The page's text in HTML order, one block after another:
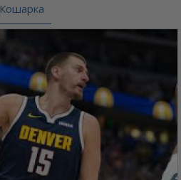
Кошарка